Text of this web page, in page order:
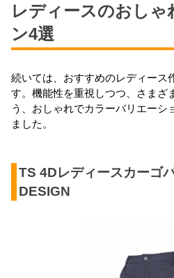
レディースのおしゃ
ン4選
続いては、おすすめのレディース
す。機能性を重視しつつ、さまざ
う、おしゃれでカラーバリエーシ
ました。
TS 4Dレディースカーゴ
DESIGN